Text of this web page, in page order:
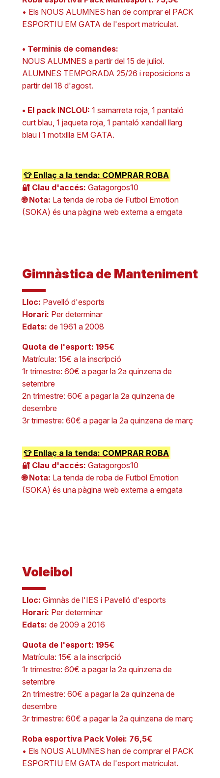
• Els NOUS ALUMNES han de comprar el PACK
ESPORTIU EM GATA de l'esport matriculat.
• Terminis de comandes:
NOUS ALUMNES a partir del 15 de juliol.
ALUMNES TEMPORADA 25/26 i reposicions a
partir del 18 d'agost.
• El pack INCLOU: 1 samarreta roja, 1 pantaló
curt blau, 1 jaqueta roja, 1 pantaló xandall llarg
blau i 1 motxilla EM GATA.
👕 Enllaç a la tenda: COMPRAR ROBA
🔐 Clau d'accés: Gatagorgos10
🌐 Nota: La tenda de roba de Futbol Emotion
(SOKA) és una pàgina web externa a emgata
Gimnàstica de Manteniment
Lloc: Pavelló d'esports
Horari: Per determinar
Edats: de 1961 a 2008
Quota de l'esport: 195€
Matrícula: 15€ a la inscripció
1r trimestre: 60€ a pagar la 2a quinzena de
setembre
2n trimestre: 60€ a pagar la 2a quinzena de
desembre
3r trimestre: 60€ a pagar la 2a quinzena de març
👕 Enllaç a la tenda: COMPRAR ROBA
🔐 Clau d'accés: Gatagorgos10
🌐 Nota: La tenda de roba de Futbol Emotion
(SOKA) és una pàgina web externa a emgata
Voleibol
Lloc: Gimnàs de l'IES i Pavelló d'esports
Horari: Per determinar
Edats: de 2009 a 2016
Quota de l'esport: 195€
Matrícula: 15€ a la inscripció
1r trimestre: 60€ a pagar la 2a quinzena de
setembre
2n trimestre: 60€ a pagar la 2a quinzena de
desembre
3r trimestre: 60€ a pagar la 2a quinzena de març
Roba esportiva Pack Volei: 76,5€
• Els NOUS ALUMNES han de comprar el PACK
ESPORTIU EM GATA de l'esport matrículat.